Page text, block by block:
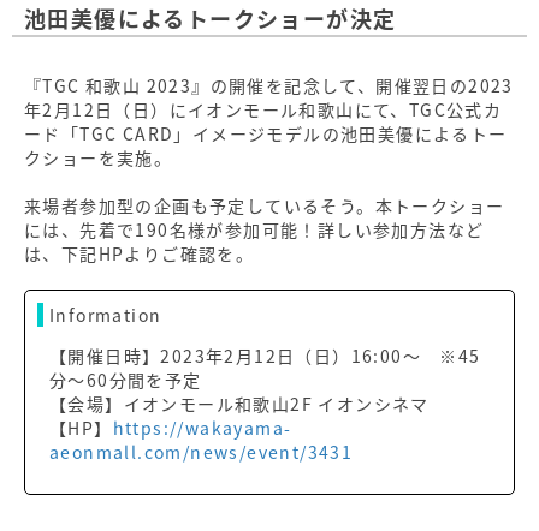
池田美優によるトークショーが決定
『TGC 和歌山 2023』の開催を記念して、開催翌日の2023
年2月12日（日）にイオンモール和歌山にて、TGC公式カ
ード「TGC CARD」イメージモデルの池田美優によるトー
クショーを実施。
来場者参加型の企画も予定しているそう。本トークショー
には、先着で190名様が参加可能！詳しい参加方法など
は、下記HPよりご確認を。
Information
【開催日時】2023年2月12日（日）16:00〜 ※45
分〜60分間を予定
【会場】イオンモール和歌山2F イオンシネマ
【HP】 https://wakayama-
aeonmall.com/news/event/3431